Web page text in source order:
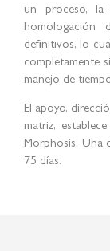
un proceso, la
homologación
definitivos, lo
completamente
manejo de
El apoyo,
matriz,
Morphosis. Una
75 días.